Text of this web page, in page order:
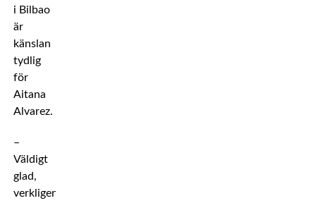
i Bilbao
är
känslan
tydlig
för
Aitana
Alvarez.
–
Väldigt
glad,
verkligen